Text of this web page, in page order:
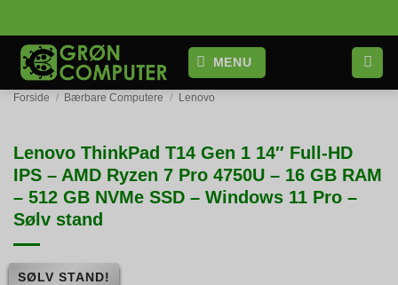
til
indhold
MENU
Forside / Bærbare Computere / Lenovo
Lenovo ThinkPad T14 Gen 1 14″ Full-HD
IPS – AMD Ryzen 7 Pro 4750U – 16 GB RAM
– 512 GB NVMe SSD – Windows 11 Pro –
Sølv stand
SØLV STAND!